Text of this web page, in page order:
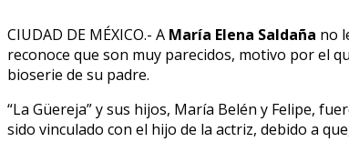
CIUDAD DE MÉXICO.- A María Elena Saldaña no
reconoce que son muy parecidos, motivo por el
bioserie de su padre.
“La Güereja” y sus hijos, María Belén y Felipe,
sido vinculado con el hijo de la actriz, debido a